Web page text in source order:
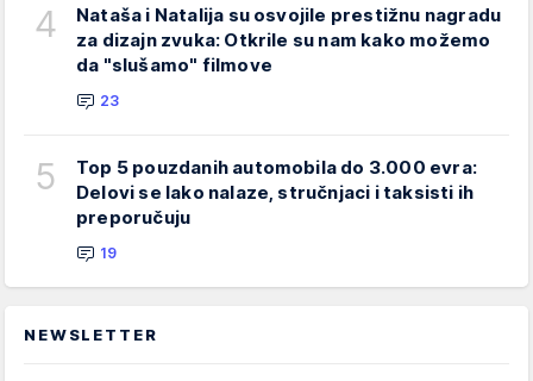
4
Nataša i Natalija su osvojile prestižnu nagradu
za dizajn zvuka: Otkrile su nam kako možemo
da "slušamo" filmove
23
5
Top 5 pouzdanih automobila do 3.000 evra:
Delovi se lako nalaze, stručnjaci i taksisti ih
preporučuju
19
NEWSLETTER